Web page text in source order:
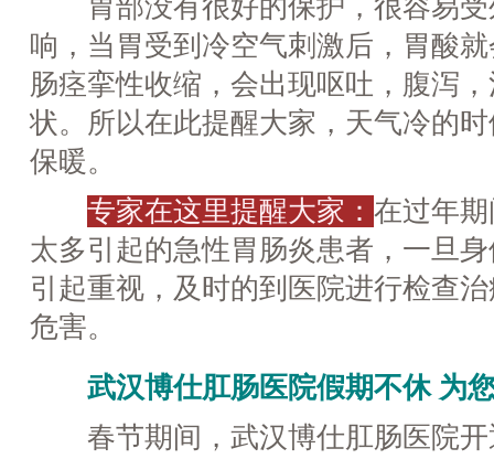
胃部没有很好的保护，很容易受
响，当胃受到冷空气刺激后，胃酸
肠痉挛性收缩，会出现呕吐，腹泻
状。所以在此提醒大家，天气冷的
保暖。
专家在这里提醒大家： 在过年
太多引起的急性胃肠炎患者，一旦
引起重视，及时的到医院进行检查
危害。
武汉博仕肛肠医院假期不休 为
春节期间，武汉博仕肛肠医院开